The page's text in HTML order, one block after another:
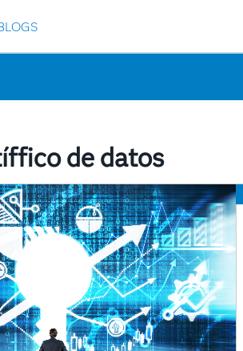
de datos